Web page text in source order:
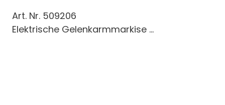
Art. Nr. 509206
Elektrische Gelenkarmmarkise ...